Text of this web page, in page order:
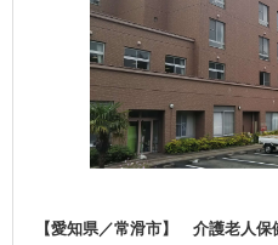
【愛知県／常滑市】 介護老人